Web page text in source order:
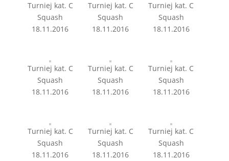
Turniej kat. C
Squash
18.11.2016
Turniej kat. C
Squash
18.11.2016
Turniej kat. C
Squash
18.11.2016
Turniej kat. C
Squash
18.11.2016
Turniej kat. C
Squash
18.11.2016
Turniej kat. C
Squash
18.11.2016
Turniej kat. C
Squash
18.11.2016
Turniej kat. C
Squash
18.11.2016
Turniej kat. C
Squash
18.11.2016